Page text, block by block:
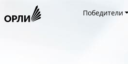
Победители